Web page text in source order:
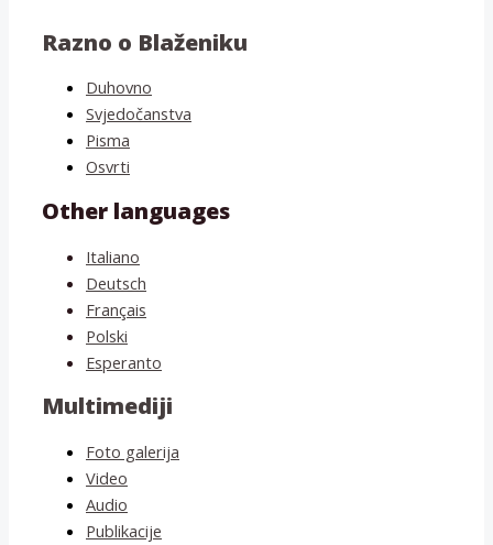
Razno o Blaženiku
Duhovno
Svjedočanstva
Pisma
Osvrti
Other languages
Italiano
Deutsch
Français
Polski
Esperanto
Multimediji
Foto galerija
Video
Audio
Publikacije